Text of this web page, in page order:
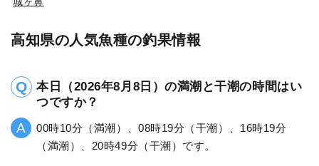
高知県の人気魚種の釣果情報
本日（2026年8月8日）の満潮と干潮の時間はい
つですか？
00時10分（満潮）、08時19分（干潮）、16時19分
（満潮）、20時49分（干潮）です。